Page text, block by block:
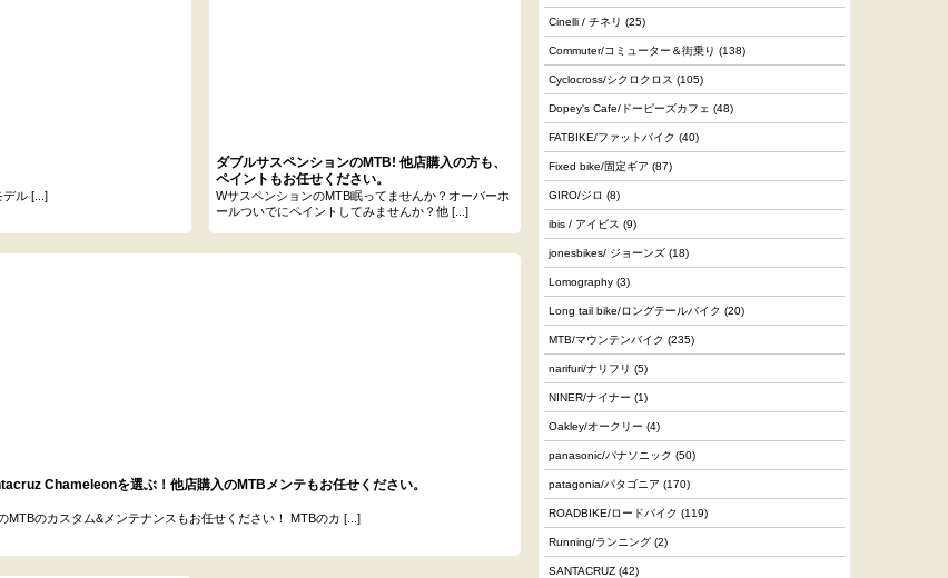
デル [...]
ダブルサスペンションのMTB! 他店購入の方も、
ペイントもお任せください。
WサスペンションのMTB眠ってませんか？オーバーホ
ールついでにペイントしてみませんか？他 [...]
Chameleonを選ぶ！他店購入のMTBメンテもお任せください。
MTBのカスタム&メンテナンスもお任せください！ MTBのカ [...]
Cinelli / チネリ (25)
Commuter/コミューター＆街乗り (138)
Cyclocross/シクロクロス (105)
Dopey's Cafe/ドーピーズカフェ (48)
FATBIKE/ファットバイク (40)
Fixed bike/固定ギア (87)
GIRO/ジロ (8)
ibis / アイビス (9)
jonesbikes/ ジョーンズ (18)
Lomography (3)
Long tail bike/ロングテールバイク (20)
MTB/マウンテンバイク (235)
narifuri/ナリフリ (5)
NINER/ナイナー (1)
Oakley/オークリー (4)
panasonic/パナソニック (50)
patagonia/パタゴニア (170)
ROADBIKE/ロードバイク (119)
Running/ランニング (2)
SANTACRUZ (42)